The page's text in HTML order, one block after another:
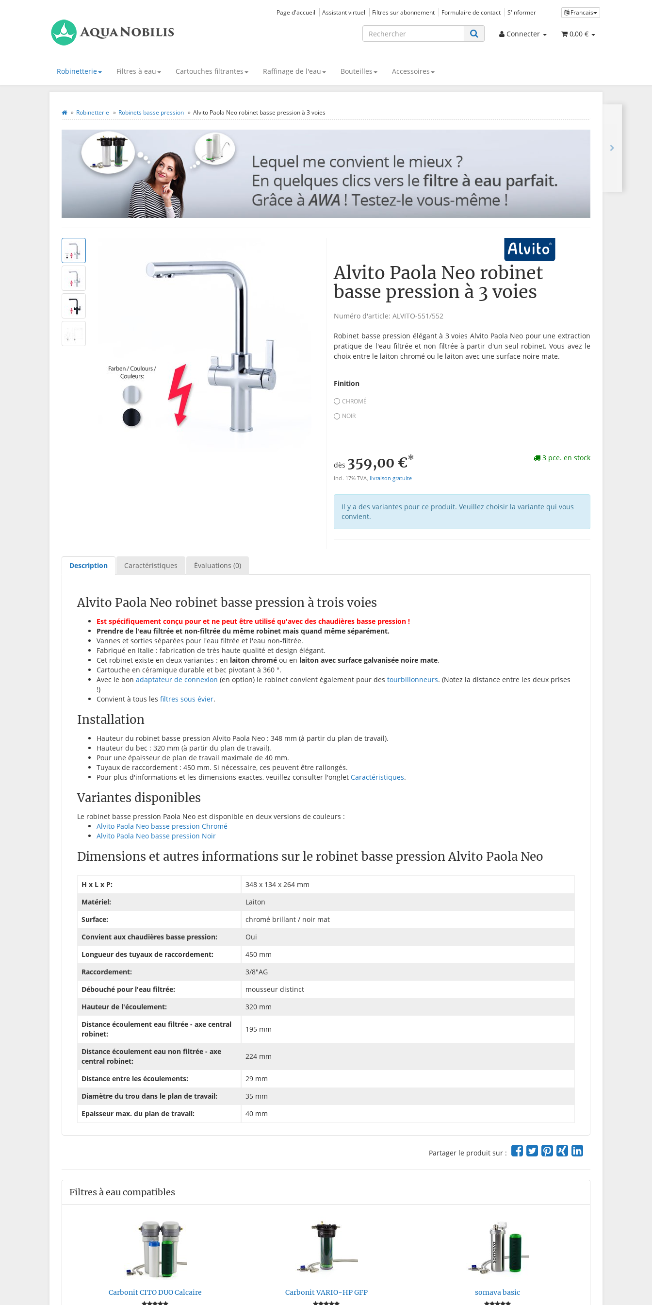
Francais
Page d'accueil Assistant virtuel Filtres sur abonnement Formulaire de contact S'informer
Connecter 0,00 €
Robinetterie Filtres à eau Cartouches filtrantes Raffinage de l'eau Bouteilles Accessoires
Robinetterie Robinets basse pression Alvito Paola Neo robinet basse pression à 3 voies
Alvito Paola Neo robinet
basse pression à 3 voies
Numéro d'article: ALVITO-551/552
Robinet basse pression élégant à 3 voies Alvito Paola Neo pour une extraction
pratique de l'eau filtrée et non filtrée à partir d'un seul robinet. Vous avez le
choix entre le laiton chromé ou le laiton avec une surface noire mate.
Finition
CHROMÉ
NOIR
dès 359,00 €*
incl. 17% TVA, livraison gratuite
3 pce. en stock
Il y a des variantes pour ce produit. Veuillez choisir la variante qui vous
convient.
Description Caractéristiques Évaluations (0)
Alvito Paola Neo robinet basse pression à trois voies
Est spécifiquement conçu pour et ne peut être utilisé qu'avec des chaudières basse pression !
Prendre de l'eau filtrée et non-filtrée du même robinet mais quand même séparément.
Vannes et sorties séparées pour l'eau filtrée et l'eau non-filtrée.
Fabriqué en Italie : fabrication de très haute qualité et design élégant.
Cet robinet existe en deux variantes : en laiton chromé ou en laiton avec surface galvanisée noire mate.
Cartouche en céramique durable et bec pivotant à 360 °.
Avec le bon adaptateur de connexion (en option) le robinet convient également pour des tourbillonneurs. (Notez la distance entre les deux prises
!)
Convient à tous les filtres sous évier.
Installation
Hauteur du robinet basse pression Alvito Paola Neo : 348 mm (à partir du plan de travail).
Hauteur du bec : 320 mm (à partir du plan de travail).
Pour une épaisseur de plan de travail maximale de 40 mm.
Tuyaux de raccordement : 450 mm. Si nécessaire, ces peuvent être rallongés.
Pour plus d'informations et les dimensions exactes, veuillez consulter l'onglet Caractéristiques.
Variantes disponibles
Le robinet basse pression Paola Neo est disponible en deux versions de couleurs :
Alvito Paola Neo basse pression Chromé
Alvito Paola Neo basse pression Noir
Dimensions et autres informations sur le robinet basse pression Alvito Paola Neo
H x L x P:
348 x 134 x 264 mm
Matériel:
Laiton
Surface:
chromé brillant / noir mat
Convient aux chaudières basse pression:
Oui
Longueur des tuyaux de raccordement:
450 mm
Raccordement:
3/8"AG
Débouché pour l'eau filtrée:
mousseur distinct
Hauteur de l'écoulement:
320 mm
Distance écoulement eau filtrée - axe central
robinet:
195 mm
Distance écoulement eau non filtrée - axe
central robinet:
224 mm
Distance entre les écoulements:
29 mm
Diamètre du trou dans le plan de travail:
35 mm
Epaisseur max. du plan de travail:
40 mm
Partager le produit sur :
Filtres à eau compatibles
Carbonit CITO DUO Calcaire Carbonit VARIO-HP GFP somava basic